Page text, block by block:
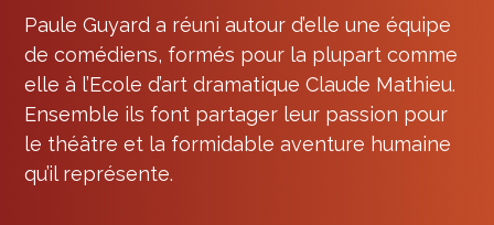
Paule Guyard a réuni autour d’elle une équipe
de comédiens, formés pour la plupart comme
elle à l’Ecole d’art dramatique Claude Mathieu.
Ensemble ils font partager leur passion pour
le théâtre et la formidable aventure humaine
qu’il représente.